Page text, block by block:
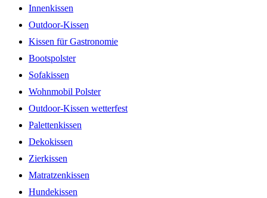
Innenkissen
Outdoor-Kissen
Kissen für Gastronomie
Bootspolster
Sofakissen
Wohnmobil Polster
Outdoor-Kissen wetterfest
Palettenkissen
Dekokissen
Zierkissen
Matratzenkissen
Hundekissen